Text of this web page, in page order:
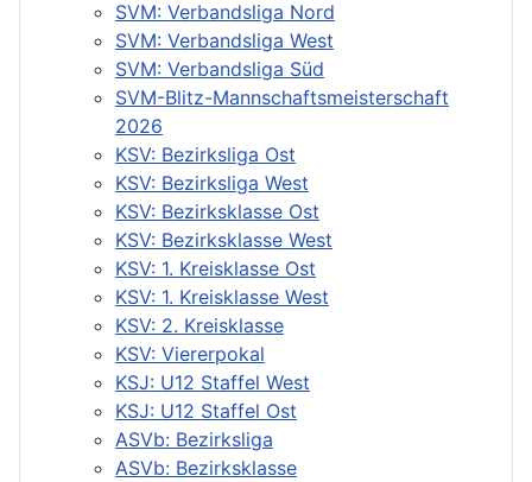
SVM: Verbandsliga Nord
SVM: Verbandsliga West
SVM: Verbandsliga Süd
SVM-Blitz-Mannschaftsmeisterschaft
2026
KSV: Bezirksliga Ost
KSV: Bezirksliga West
KSV: Bezirksklasse Ost
KSV: Bezirksklasse West
KSV: 1. Kreisklasse Ost
KSV: 1. Kreisklasse West
KSV: 2. Kreisklasse
KSV: Viererpokal
KSJ: U12 Staffel West
KSJ: U12 Staffel Ost
ASVb: Bezirksliga
ASVb: Bezirksklasse